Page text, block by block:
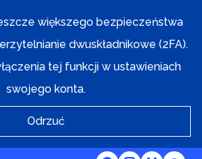
większego bezpieczeństwa
dwuskładnikowe (2FA).
tej funkcji w ustawieniach
swojego konta.
Odrzuć